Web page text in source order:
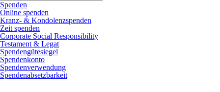
Spenden
Online spenden
Kranz- & Kondolenzspenden
Zeit spenden
Corporate Social Responsibility
Testament & Legat
Spendengütesiegel
Spendenkonto
Spendenverwendung
Spendenabsetzbarkeit